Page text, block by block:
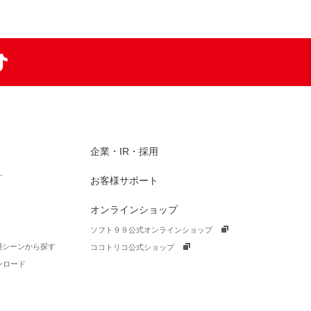
ーンから探す
ロード
企業・IR・採用
お客様サポート
オンラインショップ
ソフト９９公式オンラインショップ
ココトリコ公式ショップ